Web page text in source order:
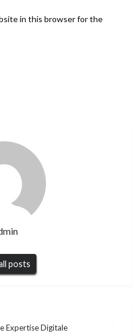
in this browser for the
posts
Expertise Digitale